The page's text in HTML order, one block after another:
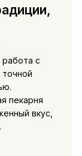
с
пекарня
вкус,